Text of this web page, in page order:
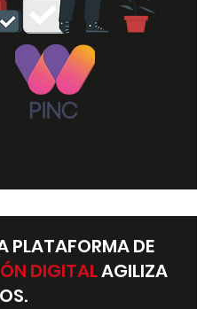
PLATAFORMA DE
DIGITALAGILIZA